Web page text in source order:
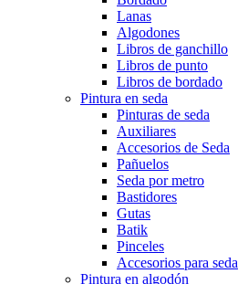
Lanas
Algodones
Libros de ganchillo
Libros de punto
Libros de bordado
Pintura en seda
Pinturas de seda
Auxiliares
Accesorios de Seda
Pañuelos
Seda por metro
Bastidores
Gutas
Batik
Pinceles
Accesorios para seda
Pintura en algodón